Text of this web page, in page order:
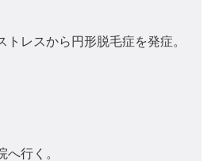
トレスから円形脱毛症を発症。
へ行く。